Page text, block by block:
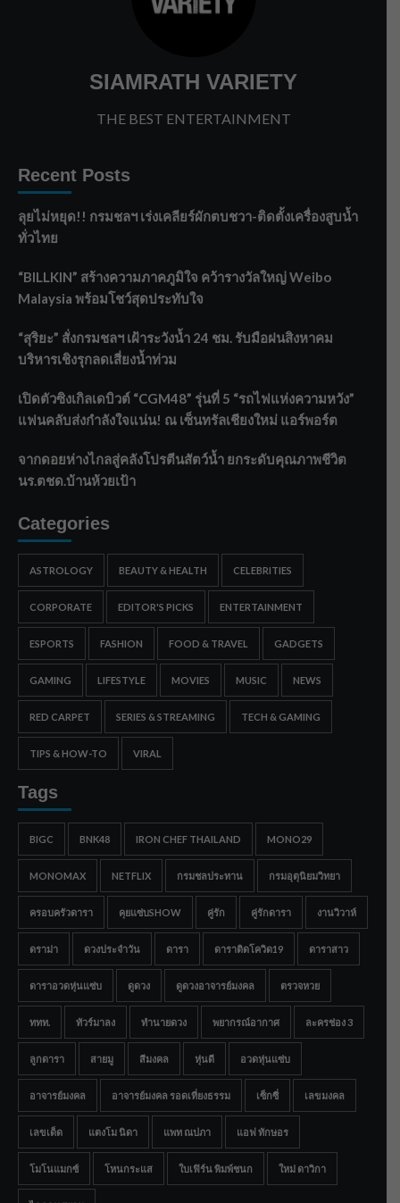
SIAMRATH VARIETY
THE BEST ENTERTAINMENT
Recent Posts
ลุยไม่หยุด!! กรมชลฯ เร่งเคลียร์ผักตบชวา-ติดตั้งเครื่องสูบน้ำ
ทั่วไทย
“BILLKIN” สร้างความภาคภูมิใจ คว้ารางวัลใหญ่ Weibo
Malaysia พร้อมโชว์สุดประทับใจ
“สุริยะ” สั่งกรมชลฯ เฝ้าระวังน้ำ 24 ชม. รับมือฝนสิงหาคม
บริหารเชิงรุกลดเสี่ยงน้ำท่วม
เปิดตัวซิงเกิลเดบิวต์ “CGM48” รุ่นที่ 5 “รถไฟแห่งความหวัง”
แฟนคลับส่งกำลังใจแน่น! ณ เซ็นทรัลเชียงใหม่ แอร์พอร์ต
จากดอยห่างไกลสู่คลังโปรตีนสัตว์น้ำ ยกระดับคุณภาพชีวิต
นร.ตชด.บ้านห้วยเป้า
Categories
ASTROLOGY BEAUTY & HEALTH CELEBRITIES
CORPORATE EDITOR'S PICKS ENTERTAINMENT
ESPORTS FASHION FOOD & TRAVEL GADGETS
GAMING LIFESTYLE MOVIES MUSIC NEWS
RED CARPET SERIES & STREAMING TECH & GAMING
TIPS & HOW-TO VIRAL
Tags
BIGC BNK48 IRON CHEF THAILAND MONO29
MONOMAX NETFLIX กรมชลประทาน กรมอุตุนิยมวิทยา
ครอบครัวดารา คุยแซ่บSHOW คู่รัก คู่รักดารา งานวิวาห์
ดราม่า ดวงประจำวัน ดารา ดาราติดโควิด19 ดาราสาว
ดาราอวดหุ่นแซ่บ ดูดวง ดูดวงอาจารย์มงคล ตรวจหวย
ททท. ทัวร์มาลง ทำนายดวง พยากรณ์อากาศ ละครช่อง 3
ลูกดารา สายมู สีมงคล หุ่นดี อวดหุ่นแซ่บ
อาจารย์มงคล อาจารย์มงคล รอดเที่ยงธรรม เซ็กซี่ เลขมงคล
เลขเด็ด แตงโม นิดา แพท ณปภา แอฟ ทักษอร
โมโนแมกซ์ โหนกระแส ใบเฟิร์น พิมพ์ชนก ใหม่ ดาวิกา